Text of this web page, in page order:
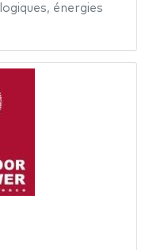
, énergies